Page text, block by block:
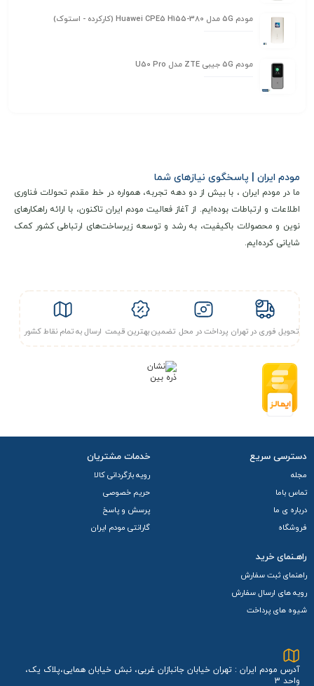
مودم 5G مدل Huawei CPE5 H155-380 (کارکرده - استوک)
مودم 5G جیبی ZTE مدل U50 Pro
مودم ایران | پاسخگوی نیازهای شما
ما در مودم ایران ، با بیش از دو دهه تجربه، همواره در خط مقدم تحولات فناوری
اطلاعات و ارتباطات بوده‌ایم. از آغاز فعالیت مودم ایران تاکنون، با ارائه راهکارهای
نوین و محصولات باکیفیت، به رشد و توسعه زیرساخت‌های ارتباطی کشور کمک
شایانی کرده‌ایم.
تحویل فوری در تهران پرداخت در محل تضمین بهترین قیمت ارسال به تمام نقاط کشور
دسترسی سریع
مجله
تماس باما
درباره ی ما
فروشگاه
خدمات مشتریان
رویه بازگردانی کالا
حریم خصوصی
پرسش و پاسخ
گارانتی مودم ایران
راهـنمای خرید
راهنمای ثبت سفارش
رویه های ارسال سفارش
شیوه های پرداخت
آدرس مودم ایران : تهران خیابان جانبازان غربی، نبش خیابان همایی،پلاک یک،
واحد 3